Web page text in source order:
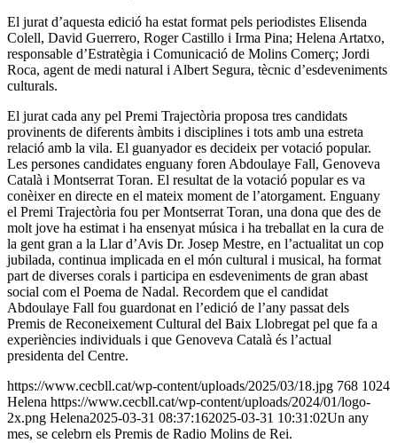
El jurat d’aquesta edició ha estat format pels periodistes Elisenda
Colell, David Guerrero, Roger Castillo i Irma Pina; Helena Artatxo,
responsable d’Estratègia i Comunicació de Molins Comerç; Jordi
Roca, agent de medi natural i Albert Segura, tècnic d’esdeveniments
culturals.
El jurat cada any pel Premi Trajectòria proposa tres candidats
provinents de diferents àmbits i disciplines i tots amb una estreta
relació amb la vila. El guanyador es decideix per votació popular.
Les persones candidates enguany foren Abdoulaye Fall, Genoveva
Català i Montserrat Toran. El resultat de la votació popular es va
conèixer en directe en el mateix moment de l’atorgament. Enguany
el Premi Trajectòria fou per Montserrat Toran, una dona que des de
molt jove ha estimat i ha ensenyat música i ha treballat en la cura de
la gent gran a la Llar d’Avis Dr. Josep Mestre, en l’actualitat un cop
jubilada, continua implicada en el món cultural i musical, ha format
part de diverses corals i participa en esdeveniments de gran abast
social com el Poema de Nadal. Recordem que el candidat
Abdoulaye Fall fou guardonat en l’edició de l’any passat dels
Premis de Reconeixement Cultural del Baix Llobregat pel que fa a
experiències individuals i que Genoveva Català és l’actual
presidenta del Centre.
https://www.cecbll.cat/wp-content/uploads/2025/03/18.jpg 768 1024
Helena https://www.cecbll.cat/wp-content/uploads/2024/01/logo-
2x.png Helena2025-03-31 08:37:162025-03-31 10:31:02Un any
mes, se celebrn els Premis de Radio Molins de Rei.